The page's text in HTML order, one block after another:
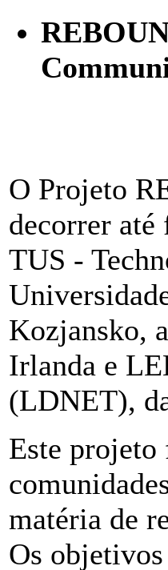
O Projeto
decorrer até
TUS -
Kozjansko,
Irlanda e
(LDNET),
Este projeto
matéria de
Os objetivos